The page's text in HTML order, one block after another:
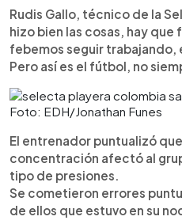
Rudis Gallo, técnico de la
hizo bien las cosas, hay
febemos seguir trabajando,
Pero así es el fútbol, no
Foto: EDH/Jonathan Funes
El entrenador puntualizó
concentración afectó al
tipo de presiones.
Se cometieron errores
de ellos que estuvo en su